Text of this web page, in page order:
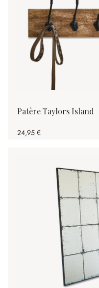
Patère Taylors Island
24,95 €